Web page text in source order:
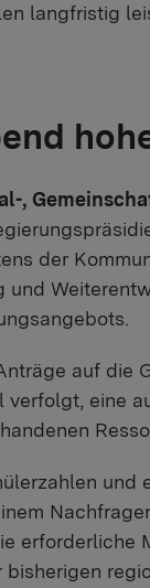
langfristig
,
der
und
auf die
eine
erforderliche